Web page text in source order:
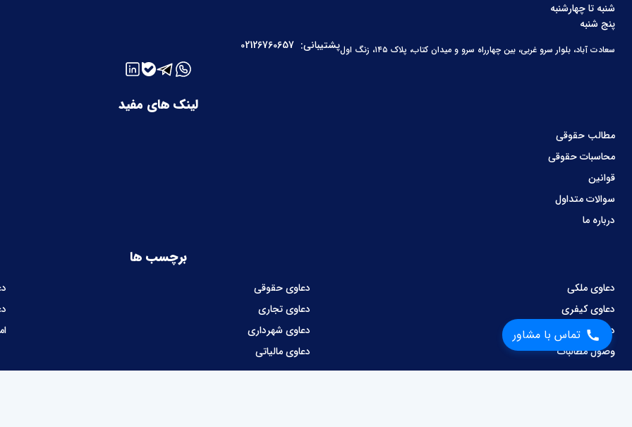
تماس با مشاور
لینک های مفید
مطالب حقوقی
محاسبات حقوقی
قوانین
سوالات متداول
درباره ما
برچسب ها
دعاوی ملکی دعاوی حقوقی
دعاوی کیفری
دعاوی تجاری
دعاوی کار و کارگر
دعاوی شهرداری
وصول مطالبات
دعاوی مالیاتی
شنبه تا چهارشنبه
پنج شنبه
سعادت آباد، بلوار سرو غربی، بین چهارراه سرو و میدان کتاب، پلاک ۱۴۵، زنگ اول پشتیبانی: 02126760657